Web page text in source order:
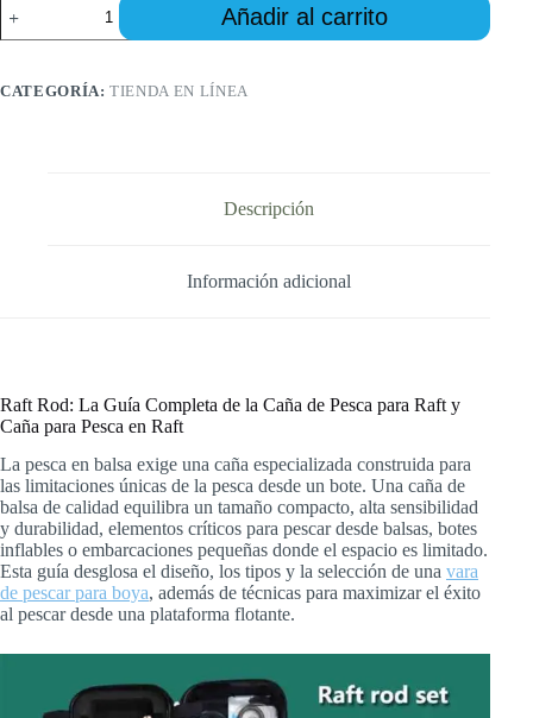
Rod:
The
Guide
to
Añadir al carrito
CATEGORÍA:TIENDA EN LÍNEA
Descripción
Información adicional
Raft Rod: La Guía Completa de la Caña de Pesca para Raft y
Caña para Pesca en Raft
La pesca en balsa exige una caña especializada construida para
las limitaciones únicas de la pesca desde un bote. Una caña de
balsa de calidad equilibra un tamaño compacto, alta sensibilidad
y durabilidad, elementos críticos para pescar desde balsas, botes
inflables o embarcaciones pequeñas donde el espacio es limitado.
Esta guía desglosa el diseño, los tipos y la selección de una vara
de pescar para boya, además de técnicas para maximizar el éxito
al pescar desde una plataforma flotante.